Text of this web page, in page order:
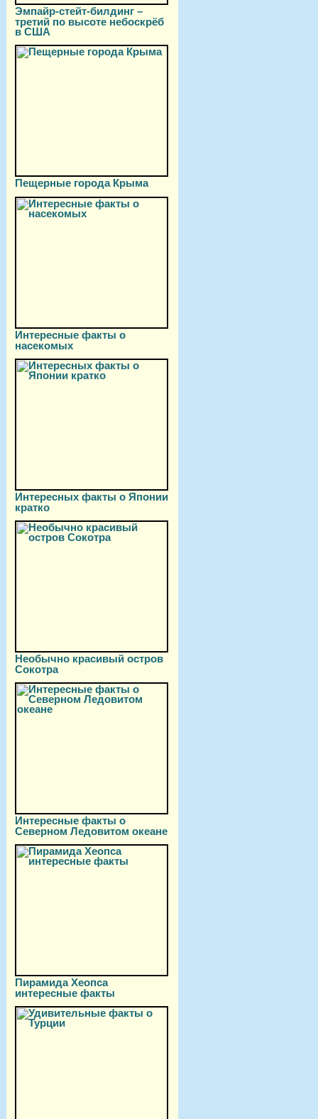
Эмпайр-стейт-билдинг –
третий по высоте небоскрёб
в США
Пещерные города Крыма
Интересные факты о
насекомых
Интересных факты о Японии
кратко
Необычно красивый остров
Сокотра
Интересные факты о
Северном Ледовитом океане
Пирамида Хеопса
интересные факты